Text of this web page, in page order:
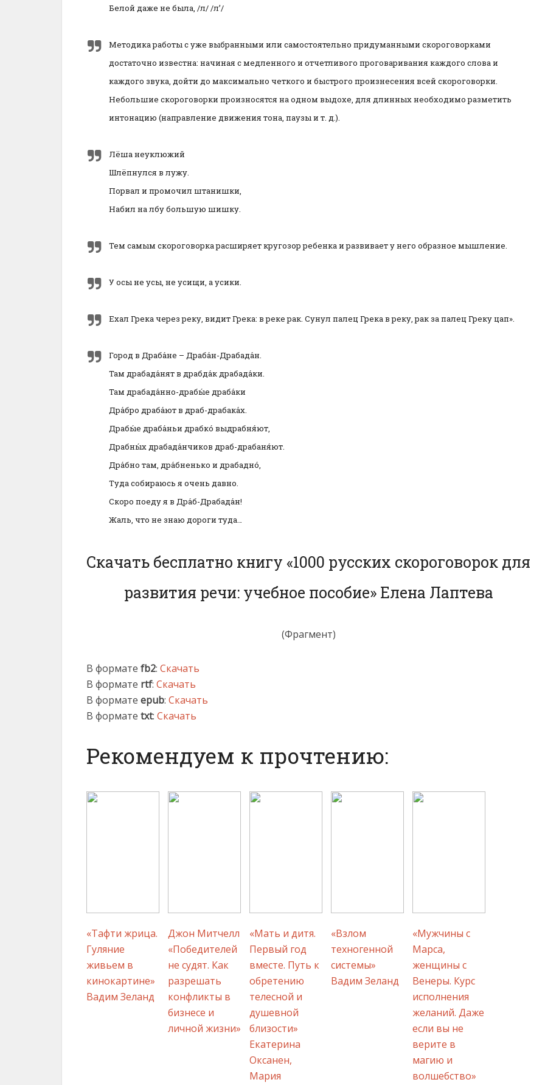
Белой даже не была, /л/ /л’/
Методика работы с уже выбранными или самостоятельно придуманными скороговорками
достаточно известна: начиная с медленного и отчетливого проговаривания каждого слова и
каждого звука, дойти до максимально четкого и быстрого произнесения всей скороговорки.
Небольшие скороговорки произносятся на одном выдохе, для длинных необходимо разметить
интонацию (направление движения тона, паузы и т. д.).
Лёша неуклюжий
Шлёпнулся в лужу.
Порвал и промочил штанишки,
Набил на лбу большую шишку.
Тем самым скороговорка расширяет кругозор ребенка и развивает у него образное мышление.
У осы не усы, не усищи, а усики.
Ехал Грека через реку, видит Грека: в реке рак. Сунул палец Грека в реку, рак за палец Греку цап».
Город в Драба́не – Драба́н-Драбада́н.
Там драбада́нят в драбда́к драбада́ки.
Там драбада́нно-драбы́е драба́ки
Дра́бро драба́ют в драб-драбака́х.
Драбы́е драба́ньи драбко́ выдрабня́ют,
Драбны́х драбада́нчиков драб-драбаня́ют.
Дра́бно там, дра́бненько и драбадно́,
Туда собираюсь я очень давно.
Скоро поеду я в Дра́б-Драбада́н!
Жаль, что не знаю дороги туда…
Скачать бесплатно книгу «1000 русских скороговорок для
развития речи: учебное пособие» Елена Лаптева
(Фрагмент)
В формате fb2: Скачать
В формате rtf: Скачать
В формате epub: Скачать
В формате txt: Скачать
Рекомендуем к прочтению:
«Тафти жрица.
Гуляние
живьем в
кинокартине»
Вадим Зеланд
Джон Митчелл
«Победителей
не судят. Как
разрешать
конфликты в
бизнесе и
личной жизни»
«Мать и дитя.
Первый год
вместе. Путь к
обретению
телесной и
душевной
близости»
Екатерина
Оксанен,
Мария
«Взлом
техногенной
системы»
Вадим Зеланд
«Мужчины с
Марса,
женщины с
Венеры. Курс
исполнения
желаний. Даже
если вы не
верите в
магию и
волшебство»